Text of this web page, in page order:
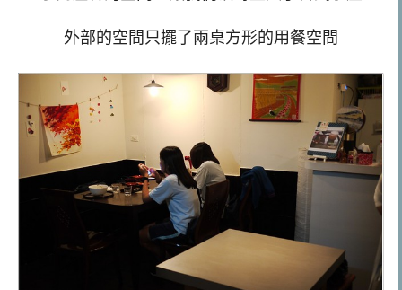
外部的空間只擺了兩桌方形的用餐空間